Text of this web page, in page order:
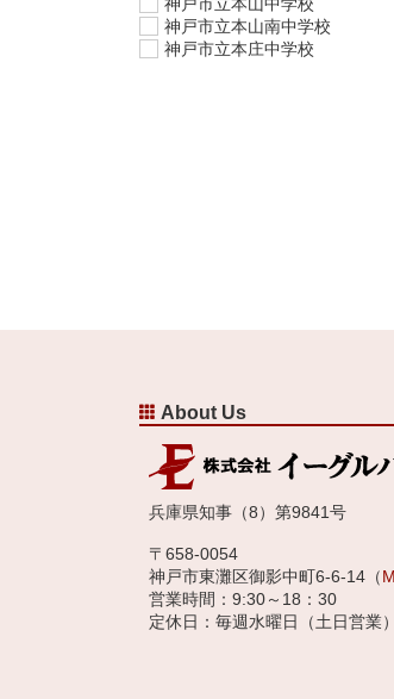
神戸市立本山中学校
神戸市立本山南中学校
神戸市立本庄中学校
About Us
兵庫県知事（8）第9841号
〒658-0054
神戸市東灘区御影中町6-6-14（
営業時間：9:30～18：30
定休日：毎週水曜日（土日営業）